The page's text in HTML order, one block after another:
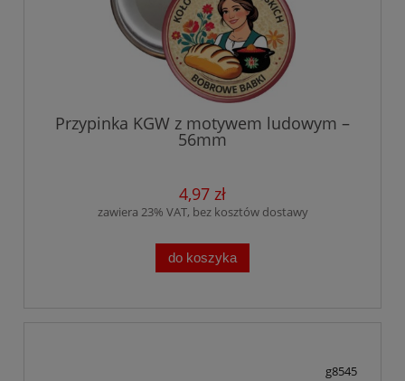
Przypinka KGW z motywem ludowym –
56mm
4,97 zł
zawiera 23% VAT, bez kosztów dostawy
do koszyka
g8545